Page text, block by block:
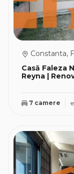
Casă Faleza
Reyna |
Constanta,
7 camere